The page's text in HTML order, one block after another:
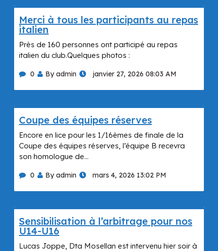
Merci à tous les participants au repas
italien
Près de 160 personnes ont participé au repas
italien du club.Quelques photos :
0 By admin janvier 27, 2026 08:03 AM
Coupe des équipes réserves
Encore en lice pour les 1/16èmes de finale de la
Coupe des équipes réserves, l’équipe B recevra
son homologue de…
0 By admin mars 4, 2026 13:02 PM
Sensibilisation à l’arbitrage pour nos
U14-U16
Lucas Joppe, Dta Mosellan est intervenu hier soir à